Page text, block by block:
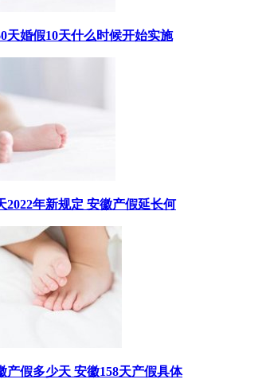
天婚假10天什么时候开始实施
2022年新规定 安徽产假延长何
产假多少天 安徽158天产假具体